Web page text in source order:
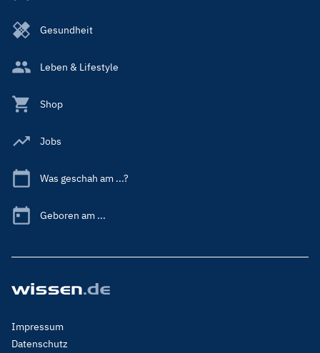
Gesundheit
Leben & Lifestyle
Shop
Jobs
Was geschah am ...?
Geboren am ...
Footer
Menu
Impressum
Datenschutz